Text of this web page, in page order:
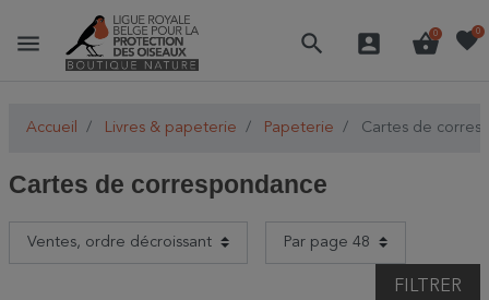
menu search account_box shopping_basket
0 favorite0
Accueil Livres & papeterie Papeterie Cartes de
Cartes de correspondance
FILTRER